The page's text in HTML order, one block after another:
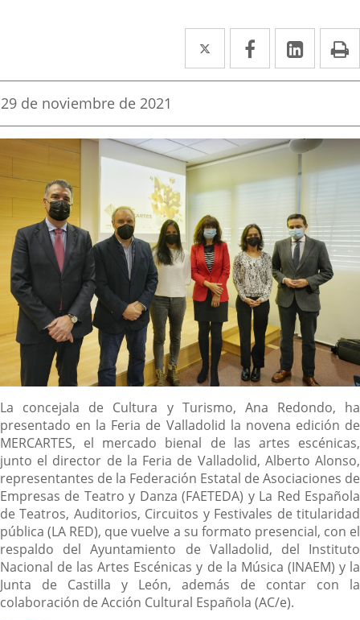
Twitter
Enlace
a
aplicación
externa.
Facebook
Enlace
a
aplicación
externa.
Enlace
a
Fecha
la
noticia
29 de noviembre de 2021
Descripción
La concejala de Cultura y Turismo, Ana Redondo, ha
presentado en la Feria de Valladolid la novena edición de
MERCARTES, el mercado bienal de las artes escénicas,
junto el director de la Feria de Valladolid, Alberto Alonso,
representantes de la Federación Estatal de Asociaciones de
Empresas de Teatro y Danza (FAETEDA) y La Red Española
de Teatros, Auditorios, Circuitos y Festivales de titularidad
pública (LA RED), que vuelve a su formato presencial, con el
respaldo del Ayuntamiento de Valladolid, del Instituto
Nacional de las Artes Escénicas y de la Música (INAEM) y la
Junta de Castilla y León, además de contar con la
colaboración de Acción Cultural Española (AC/e).